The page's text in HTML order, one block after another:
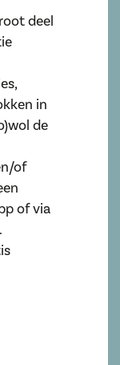
deel
in
de
of
of via